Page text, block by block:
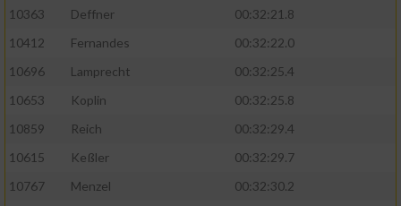
10363
Deffner
00:32:21.8
10412
Fernandes
00:32:22.0
10696
Lamprecht
00:32:25.4
10653
Koplin
00:32:25.8
10859
Reich
00:32:29.4
10615
Keßler
00:32:29.7
10767
Menzel
00:32:30.2
auf einem Endgerät
von Werbeanzeigen
Erstellung von Profilen für personalisierte
Werbung
Verwendung von Profilen zur Auswahl
personalisierter Werbung